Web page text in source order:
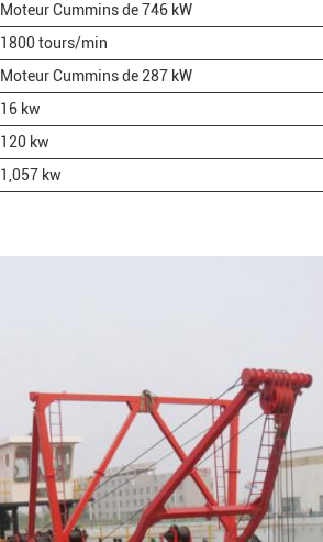
Moteur Cummins de 746 kW
1800 tours/min
Moteur Cummins de 287 kW
16 kw
120 kw
1,057 kw